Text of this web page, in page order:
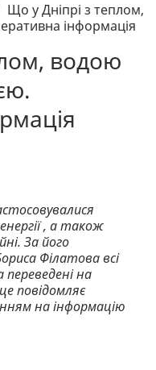
Що у Дніпрі з теплом,
інформація
водою
, а також
За його
Філатова всі
переведені на
повідомляє
на інформацію